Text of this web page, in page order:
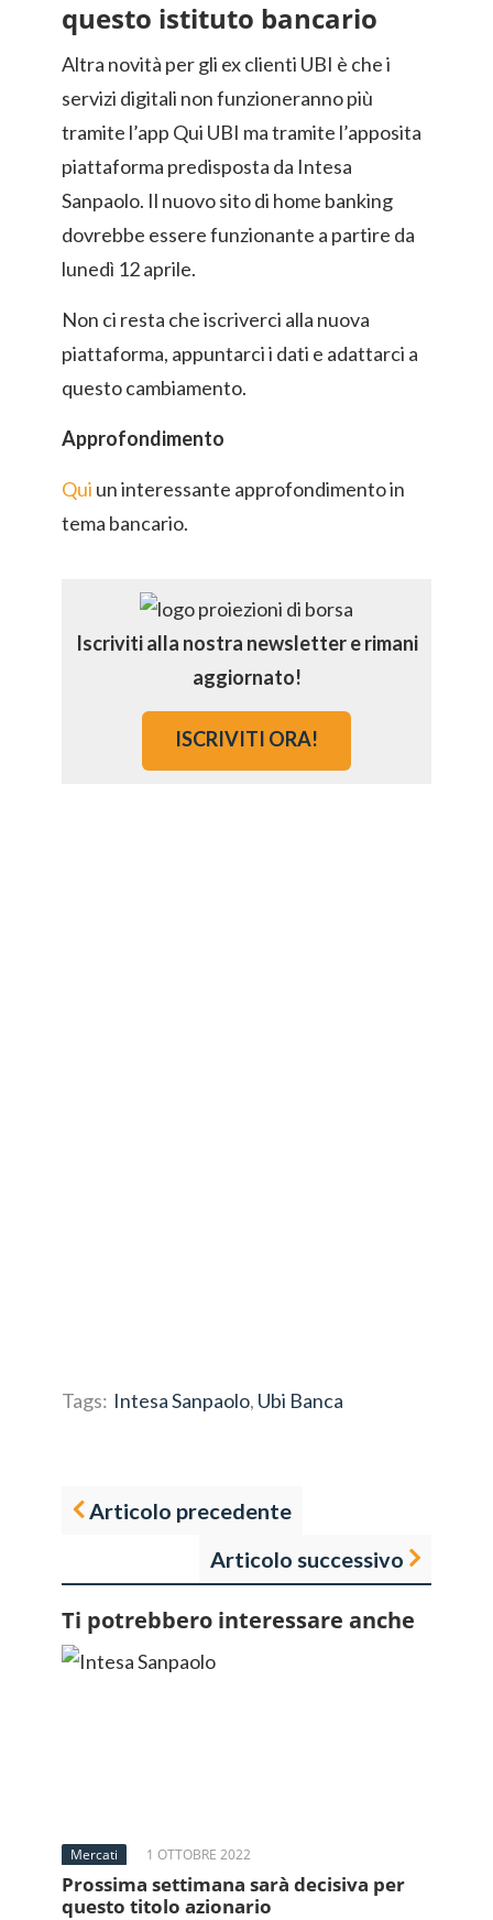
questo istituto bancario
Altra novità per gli ex clienti UBI è che i
servizi digitali non funzioneranno più
tramite l’app Qui UBI ma tramite l’apposita
piattaforma predisposta da Intesa
Sanpaolo. Il nuovo sito di home banking
dovrebbe essere funzionante a partire da
lunedì 12 aprile.
Non ci resta che iscriverci alla nuova
piattaforma, appuntarci i dati e adattarci a
questo cambiamento.
Approfondimento
Qui un interessante approfondimento in
tema bancario.
Iscriviti alla nostra newsletter e rimani
aggiornato!
ISCRIVITI ORA!
Tags: Intesa Sanpaolo, Ubi Banca
Articolo precedente
Articolo successivo
Ti potrebbero interessare anche
Mercati 1 OTTOBRE 2022
Prossima settimana sarà decisiva per
questo titolo azionario